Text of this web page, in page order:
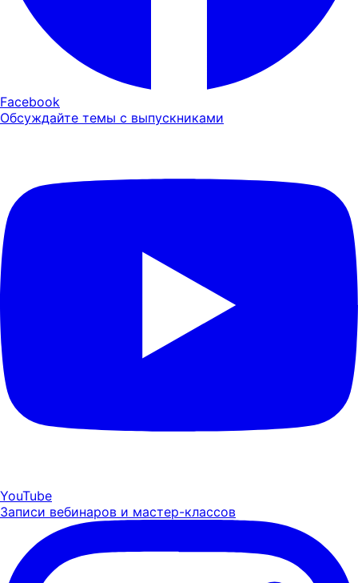
Facebook
Обсуждайте темы с выпускниками
YouTube
Записи вебинаров и мастер-классов